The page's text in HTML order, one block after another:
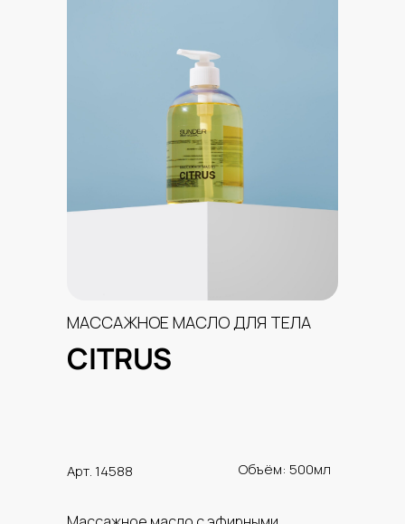
CITRUS
МАССАЖНОЕ МАСЛО ДЛЯ ТЕЛА
Арт. 14588 Объём: 500мл